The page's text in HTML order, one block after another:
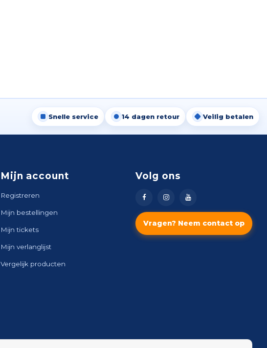
Snelle service 14 dagen retour Veilig betalen
Mijn account
Registreren
Mijn bestellingen
Mijn tickets
Mijn verlanglijst
Vergelijk producten
Volg ons
Vragen? Neem contact op